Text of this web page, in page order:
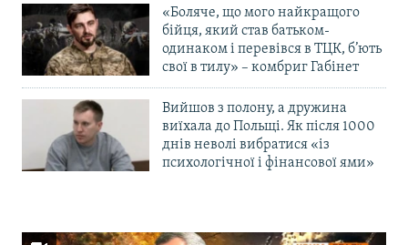
«Боляче, що мого найкращого
бійця, який став батьком-
одинаком і перевівся в ТЦК, б’ють
свої в тилу» – комбриг Габінет
Вийшов з полону, а дружина
виїхала до Польщі. Як після 1000
днів неволі вибратися «із
психологічної і фінансової ями»